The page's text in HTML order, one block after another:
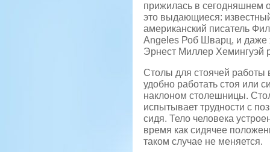
прижилась в сегодняшнем
это выдающиеся:
американский писатель
Angeles Роб Шварц, и даже
Эрнест Миллер Хемингуэй
Столы для стоячей
удобно работать стоя или
наклоном столешницы.
испытывает трудности с
сидя. Тело человека
время как сидячее
таком случае не меняется.